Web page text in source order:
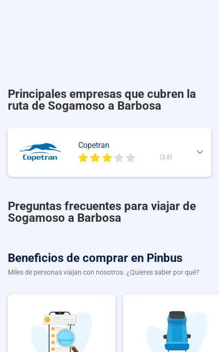
Principales empresas que cubren la
ruta de Sogamoso a Barbosa
Copetran
(3.8)
Preguntas frecuentes para viajar de
Sogamoso a Barbosa
Beneficios de comprar en Pinbus
Miles de personas viajan con nosotros. ¿Quieres saber por qué?